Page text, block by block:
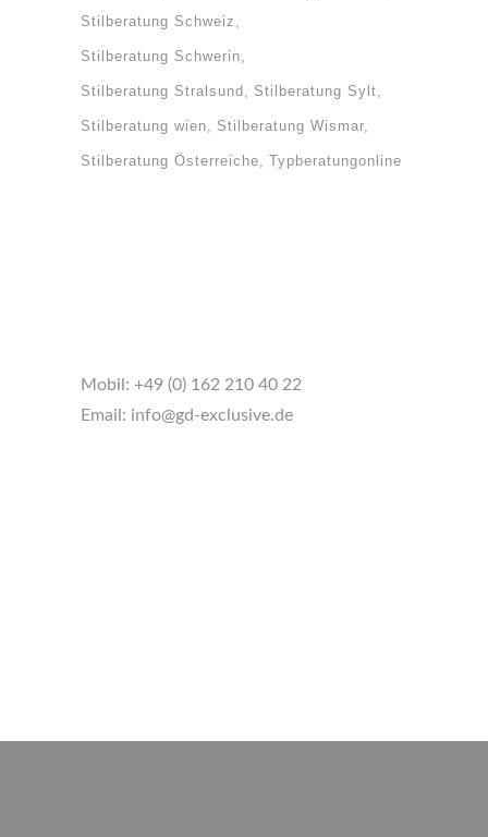
Stilberatung Schweiz
Stilberatung Schwerin
Stilberatung Stralsund Stilberatung Sylt
Stilberatung wien Stilberatung Wismar
Stilberatung Österreiche Typberatungonline
Mobil: +49 (0) 162 210 40 22
Email: info@gd-exclusive.de